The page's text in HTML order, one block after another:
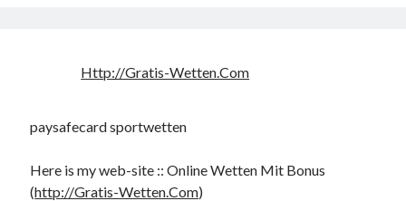
Http://Gratis-Wetten.Com
paysafecard sportwetten
Here is my web-site :: Online Wetten Mit Bonus
(http://Gratis-Wetten.Com)